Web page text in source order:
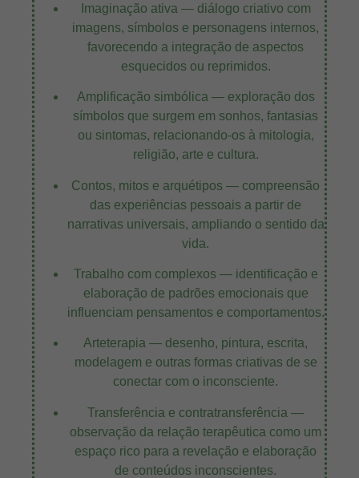
Imaginação ativa — diálogo criativo com
imagens, símbolos e personagens internos,
favorecendo a integração de aspectos
esquecidos ou reprimidos.
Amplificação simbólica — exploração dos
símbolos que surgem em sonhos, fantasias
ou sintomas, relacionando-os à mitologia,
religião, arte e cultura.
Contos, mitos e arquétipos — compreensão
das experiências pessoais a partir de
narrativas universais, ampliando o sentido da
vida.
Trabalho com complexos — identificação e
elaboração de padrões emocionais que
influenciam pensamentos e comportamentos.
Arteterapia — desenho, pintura, escrita,
modelagem e outras formas criativas de se
conectar com o inconsciente.
Transferência e contratransferência —
observação da relação terapêutica como um
espaço rico para a revelação e elaboração
de conteúdos inconscientes.